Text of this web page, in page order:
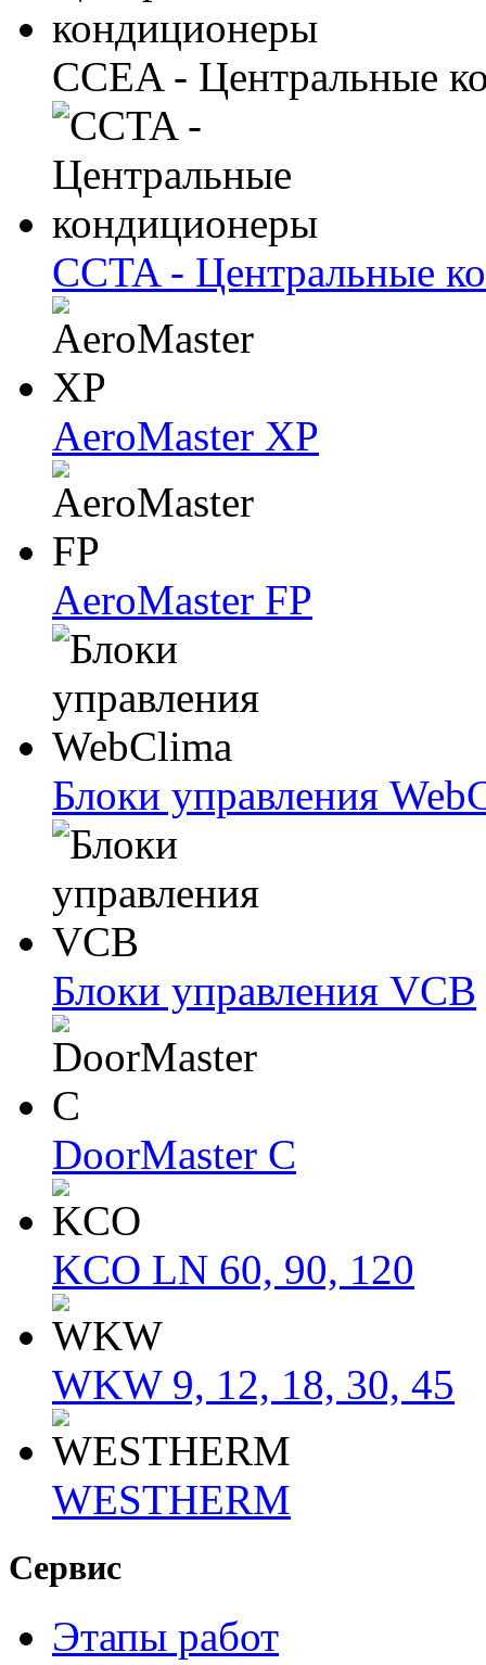
CCEA - Центральные
CCTA - Центральные
AeroMaster XP
AeroMaster FP
Блоки упрaвлeния
Блоки упрaвлeния VCB
DoorMaster C
KCO LN 60, 90, 120
WKW 9, 12, 18, 30, 45
WESTHERM
Сервис
Этапы работ